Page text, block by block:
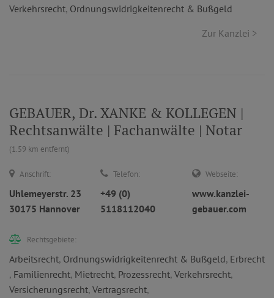
Verkehrsrecht, Ordnungswidrigkeitenrecht & Bußgeld
Zur Kanzlei >
GEBAUER, Dr. XANKE & KOLLEGEN |
Rechtsanwälte | Fachanwälte | Notar
(1.59 km entfernt)
Anschrift:
Uhlemeyerstr. 23
30175 Hannover
Telefon:
+49 (0)
5118112040
Webseite:
www.kanzlei-
gebauer.com
Rechtsgebiete:
Arbeitsrecht, Ordnungswidrigkeitenrecht & Bußgeld, Erbrecht
, Familienrecht, Mietrecht, Prozessrecht, Verkehrsrecht,
Versicherungsrecht, Vertragsrecht,